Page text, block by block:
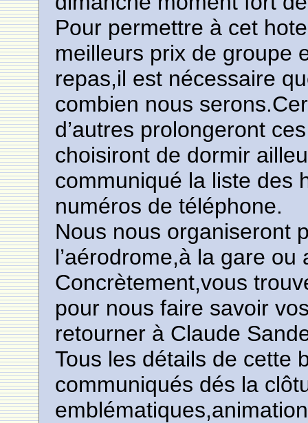
Pour permettre à cet
meilleurs prix de groupe
repas,il est nécessaire
combien nous
d’autres prolongeront
choisiront de dormir
communiqué la liste des
numéros de téléphone.
Nous nous organiseront
l’aérodrome,à la gare ou
Concrètement,vous
pour nous faire savoir
retourner à Claude
Tous les détails de cette
communiqués dés la